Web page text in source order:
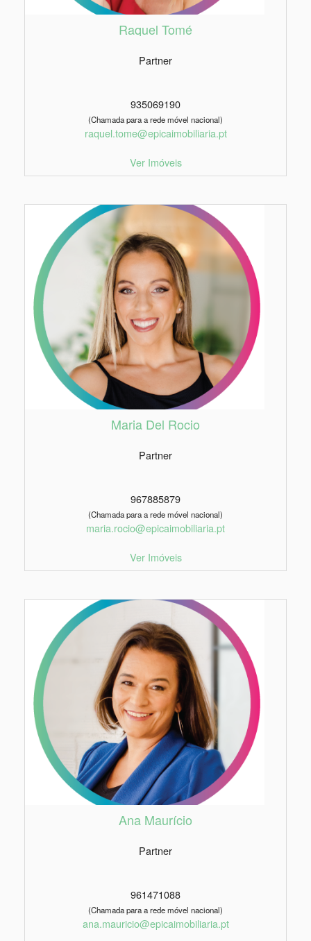
Raquel Tomé
Partner
935069190
(Chamada para a rede móvel nacional)
raquel.tome@epicaimobiliaria.pt
Ver Imóveis
Maria Del Rocio
Partner
967885879
(Chamada para a rede móvel nacional)
maria.rocio@epicaimobiliaria.pt
Ver Imóveis
Ana Maurício
Partner
961471088
(Chamada para a rede móvel nacional)
ana.mauricio@epicaimobiliaria.pt